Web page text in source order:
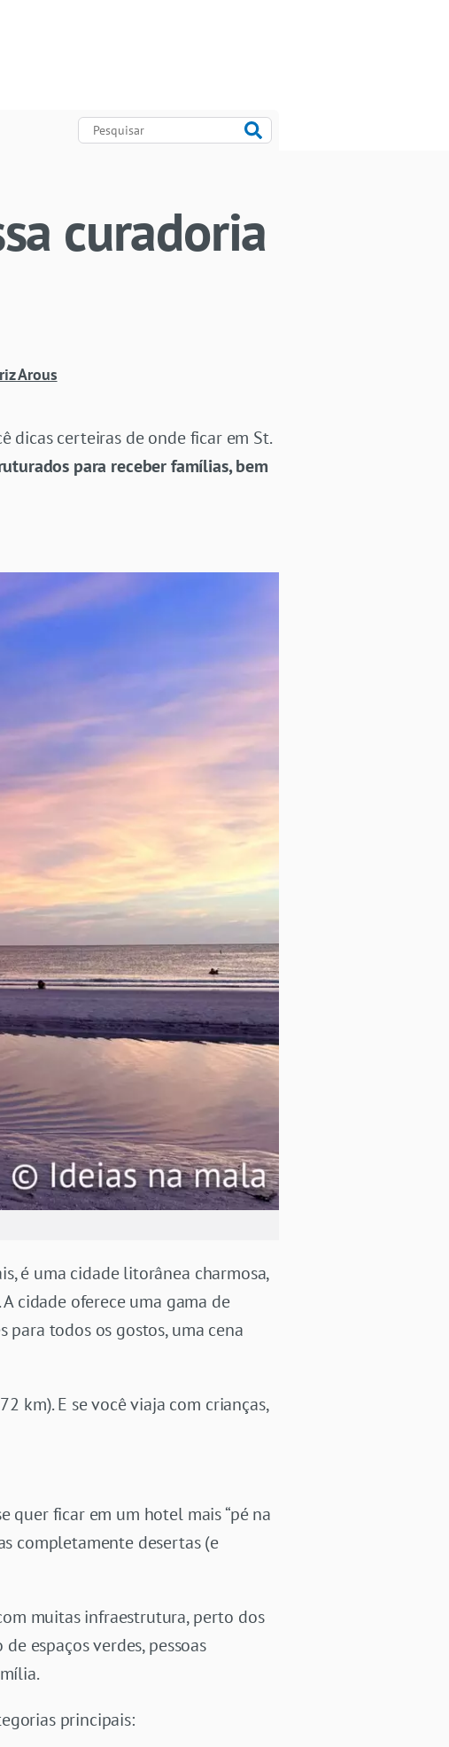
curadoria
Arous
dicas certeiras de onde ficar em St.
para receber famílias, bem
é uma cidade litorânea charmosa,
cidade oferece uma gama de
para todos os gostos, uma cena
km). E se você viaja com crianças,
quer ficar em um hotel mais “pé na
completamente desertas (e
muitas infraestrutura, perto dos
espaços verdes, pessoas
principais: